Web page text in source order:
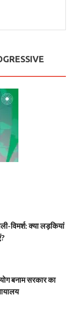
विमर्श: क्या लड़कियां
बनाम सरकार का